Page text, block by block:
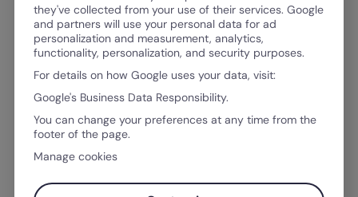
um líder, um profissional de RH, um
umgestor fi
they've collected from your use of their services. Google
and partners will use your personal data for ad
personalization and measurement, analytics,
functionality, personalization, and security purposes.
For details on how Google uses your data, visit:
Google's Business Data Responsibility.
You can change your preferences at any time from the
footer of the page.
Manage cookies